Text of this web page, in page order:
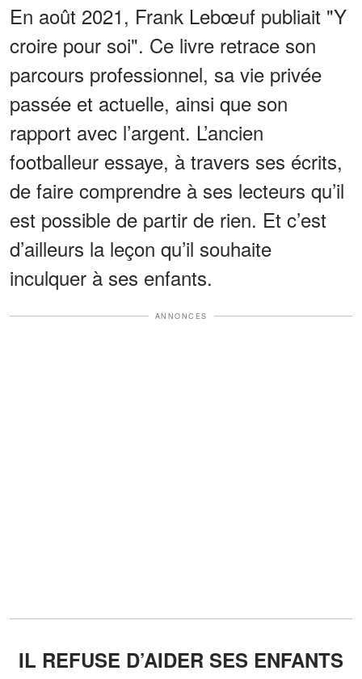
En août 2021, Frank Lebœuf publiait "Y
croire pour soi". Ce livre retrace son
parcours professionnel, sa vie privée
passée et actuelle, ainsi que son
rapport avec l’argent. L’ancien
footballeur essaye, à travers ses écrits,
de faire comprendre à ses lecteurs qu’il
est possible de partir de rien. Et c’est
d’ailleurs la leçon qu’il souhaite
inculquer à ses enfants.
ANNONCES
IL REFUSE D’AIDER SES ENFANTS